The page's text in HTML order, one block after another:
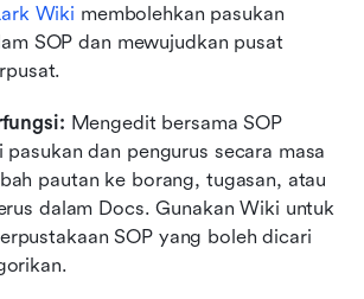
Wiki membolehkan pasukan
SOP dan mewujudkan pusat
Mengedit bersama SOP
pasukan dan pengurus secara masa
pautan ke borang, tugasan, atau
dalam Docs. Gunakan Wiki untuk
SOP yang boleh dicari